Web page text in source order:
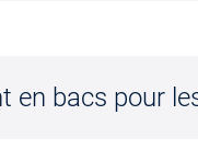
en bacs pour